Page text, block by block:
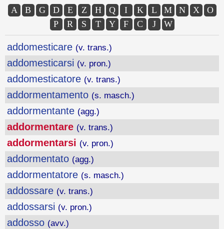
A B G D E Z H Q I K L M N X
O
P
R S T Y F C J W
addomesticare (v. trans.)
addomesticarsi (v. pron.)
addomesticatore (v. trans.)
addormentamento (s. masch.)
addormentante (agg.)
addormentare (v. trans.)
addormentarsi (v. pron.)
addormentato (agg.)
addormentatore (s. masch.)
addossare (v. trans.)
addossarsi (v. pron.)
addosso (avv.)